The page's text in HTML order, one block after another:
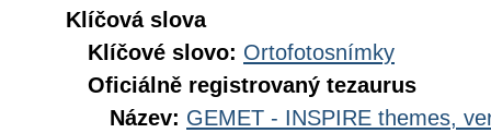
Klíčová slova
Klíčové slovo: Ortofotosnímky
Oficiálně registrovaný tezaurus
Název: GEMET - INSPIRE themes,